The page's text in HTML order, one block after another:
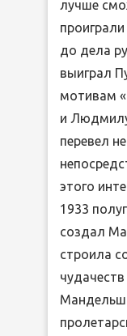
лучше
проиграли
до дела
выиграл
мотивам
и
перевел
этого
1933
создал
строила